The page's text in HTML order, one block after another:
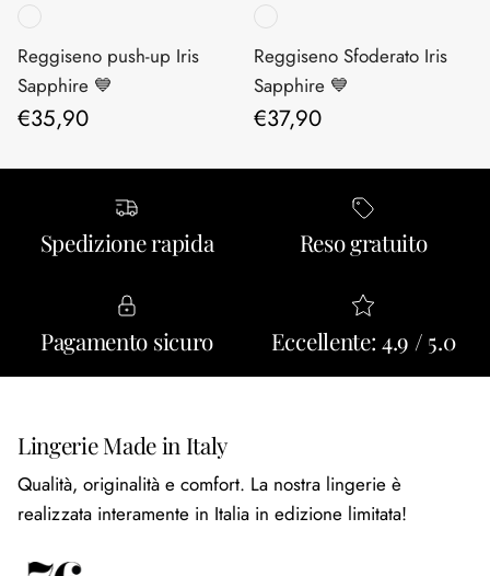
Reggiseno push-up Iris
Sapphire 💙
Prezzo normale
€35,90
Reggiseno Sfoderato Iris
Sapphire 💙
Prezzo normale
€37,90
Spedizione rapida Reso gratuito
Pagamento sicuro Eccellente: 4.9 / 5.0
Lingerie Made in Italy
Qualità, originalità e comfort. La nostra lingerie è
realizzata interamente in Italia in edizione limitata!